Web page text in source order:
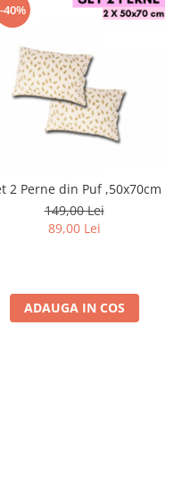
-40%
Set 2 Perne din Puf ,50x70cm
149,00 Lei
89,00 Lei
ADAUGA IN COS